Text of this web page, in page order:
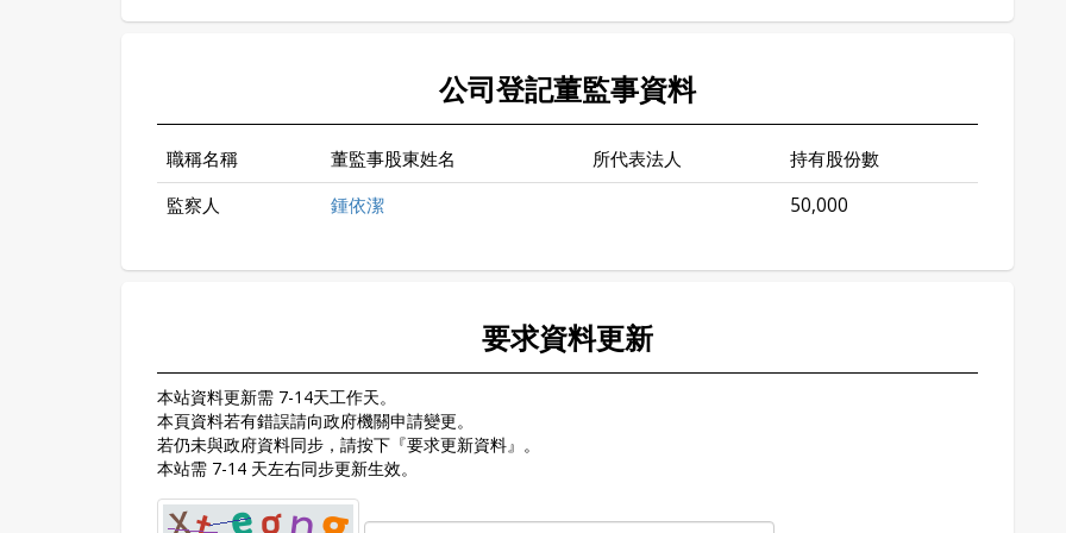
公司登記董監事資料
職稱名稱 董監事股東姓名 所代表法人
持有股份數
監察人
鍾依潔 50,000
要求資料更新
本站資料更新需 7-14天工作天。
本頁資料若有錯誤請向政府機關申請變更。
若仍未與政府資料同步，請按下『要求更新資料』。
本站需 7-14 天左右同步更新生效。